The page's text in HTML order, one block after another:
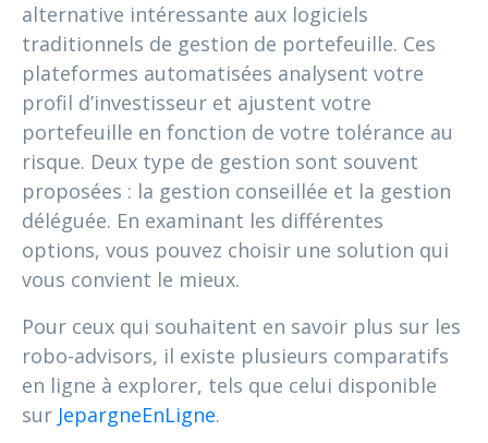
alternative intéressante aux logiciels
traditionnels de gestion de portefeuille. Ces
plateformes automatisées analysent votre
profil d’investisseur et ajustent votre
portefeuille en fonction de votre tolérance au
risque. Deux type de gestion sont souvent
proposées : la gestion conseillée et la gestion
déléguée. En examinant les différentes
options, vous pouvez choisir une solution qui
vous convient le mieux.
Pour ceux qui souhaitent en savoir plus sur les
robo-advisors, il existe plusieurs comparatifs
en ligne à explorer, tels que celui disponible
sur JepargneEnLigne.